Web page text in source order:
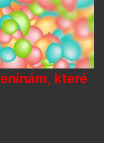
které